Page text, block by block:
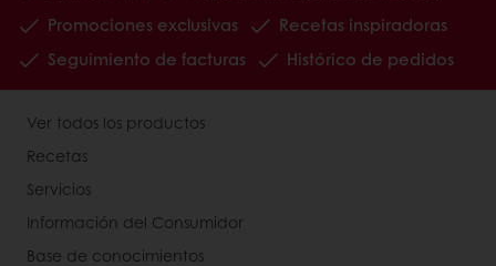
Promociones exclusivas
Recetas inspiradoras
Seguimiento de facturas
Histórico de pedidos
Ver todos los productos
Recetas
Servicios
Información del Consumidor
Base de conocimientos